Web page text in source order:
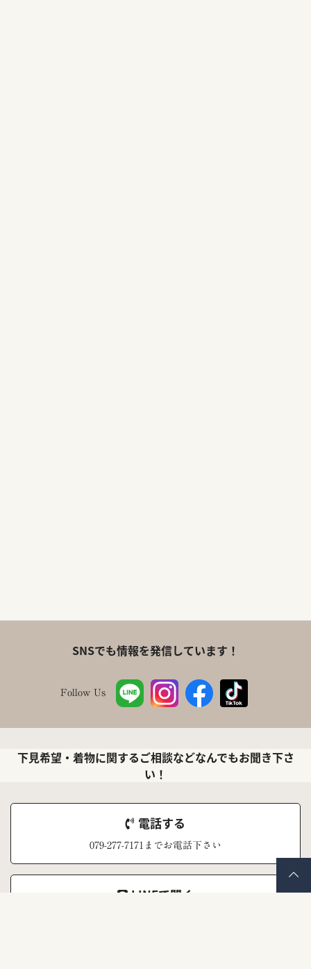
SNSでも情報を発信しています！
Follow Us
下見希望・着物に関するご相談などなんでもお聞き下さ
い！
電話する
079-277-7171までお電話下さい
LINEで聞く